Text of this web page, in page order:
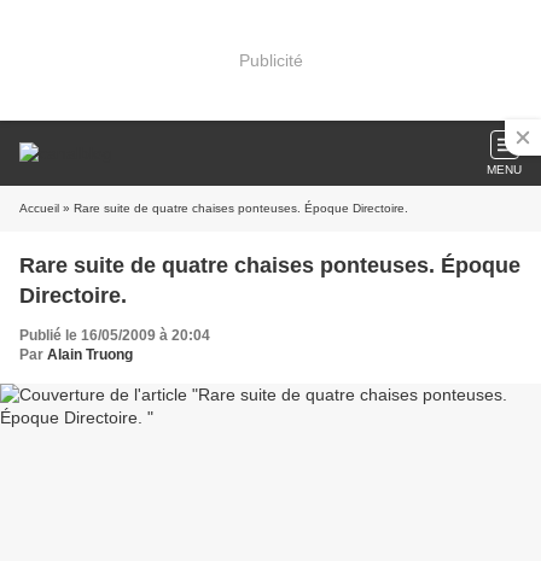
Publicité
MENU
Accueil » Rare suite de quatre chaises ponteuses. Époque Directoire.
Rare suite de quatre chaises ponteuses. Époque
Directoire.
Publié le 16/05/2009 à 20:04
Par Alain Truong